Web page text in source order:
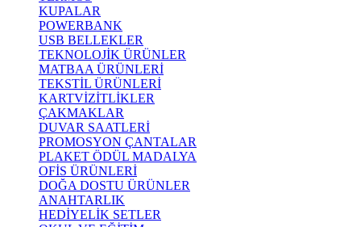
KUPALAR
POWERBANK
USB BELLEKLER
TEKNOLOJİK ÜRÜNLER
MATBAA ÜRÜNLERİ
TEKSTİL ÜRÜNLERİ
KARTVİZİTLİKLER
ÇAKMAKLAR
DUVAR SAATLERİ
PROMOSYON ÇANTALAR
PLAKET ÖDÜL MADALYA
OFİS ÜRÜNLERİ
DOĞA DOSTU ÜRÜNLER
ANAHTARLIK
HEDİYELİK SETLER